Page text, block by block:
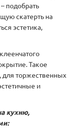
подобрать
скатерть на
эстетика,
Такое
для торжественных
и
кухню,